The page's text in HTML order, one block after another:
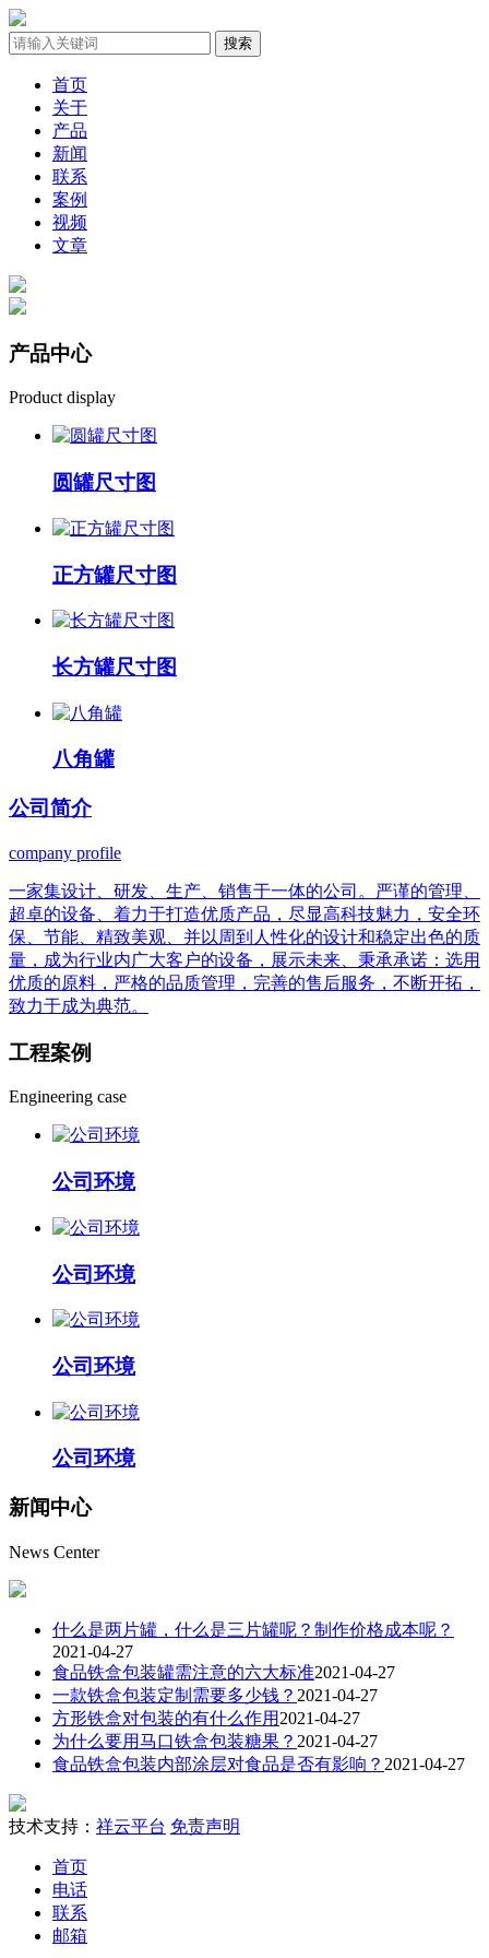
首页
关于
产品
新闻
联系
案例
视频
文章
产品中心
Product display
圆罐尺寸图
正方罐尺寸图
长方罐尺寸图
八角罐
公司简介
company profile
一家集设计、研发、生产、销售于一体的公司。严谨的管理、
超卓的设备、着力于打造优质产品，尽显高科技魅力，安全环
保、节能、精致美观、并以周到人性化的设计和稳定出色的质
量，成为行业内广大客户的设备，展示未来、秉承承诺：选用
优质的原料，严格的品质管理，完善的售后服务，不断开拓，
致力于成为典范。
工程案例
Engineering case
公司环境
公司环境
公司环境
公司环境
新闻中心
News Center
什么是两片罐，什么是三片罐呢？制作价格成本呢？
2021-04-27
食品铁盒包装罐需注意的六大标准2021-04-27
一款铁盒包装定制需要多少钱？ 2021-04-27
方形铁盒对包装的有什么作用 2021-04-27
为什么要用马口铁盒包装糖果？ 2021-04-27
食品铁盒包装内部涂层对食品是否有影响？ 2021-04-27
技术支持： 祥云平台 免责声明
首页
电话
联系
邮箱